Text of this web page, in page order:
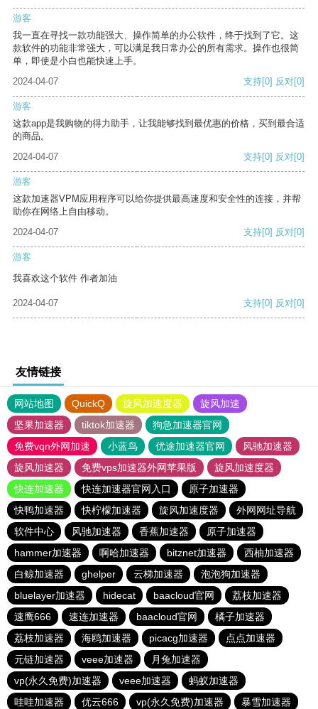
游客
我一直在寻找一款功能强大、操作简单的办公软件，终于找到了它。这
款软件的功能非常强大，可以满足我日常办公的所有需求。操作也很简
单，即使是小白也能快速上手。
2024-04-07
支持[0] 反对[0]
游客
这款app是我购物的得力助手，让我能够找到最优惠的价格，买到最合适
的商品。
2024-04-07
支持[0] 反对[0]
游客
这款加速器VPM应用程序可以给你提供最高速度和安全性的连接，并帮
助你在网络上自由移动。
2024-04-07
支持[0] 反对[0]
游客
我喜欢这个软件 作者加油
2024-04-07 支持[0] 反对[0]
友情链接
网站地图 QuickQ 旋风加速度器
旋风加速
坚果加速器
tiktok加速器
狗急加速器官网
免费vqn外网加速
小蓝鸟 优途加速器官网
风驰加速器
旋风加速器
免费vps加速器外网苹果版
旋风加速度器
快连加速器
快连加速器官网入口
原子加速器
快鸭加速器
快柠檬加速器 旋风加速度器
外网网址导航
软件中心
风驰加速器 香蕉加速器
原子加速器
hammer加速器
啊哈加速器 bitznet加速器
西柚加速器
白鲸加速器
ghelper 云梯加速器
泡泡狗加速器
bluelayer加速器
hidecat baacloud官网
荔枝加速器
速鹰666
速连加速器 baacloud官网
橘子加速器
荔枝加速器
海鸥加速器 picacg加速器
点点加速器
元链加速器
veee加速器
月兔加速器
vp(永久免费)加速器
veee加速器
蚂蚁加速器
哇哇加速器
优云666 vp(永久免费)加速器 暴雪加速器